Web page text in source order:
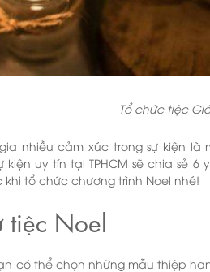
Tổ chức tiệc
nhiều cảm xúc trong sự kiện là
kiện uy tín tại TPHCM sẽ chia sẻ
tổ chức chương trình Noel nhé!
tiệc Noel
có thể chọn những mẫu thiệp